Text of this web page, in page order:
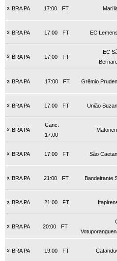
x BRA PA FT
17:00
x BRA PA FT
17:00 EC
x BRA PA FT
17:00
EC
x BRA PA FT
17:00 Grêmio
x BRA PA FT
17:00 União
x BRA PA
Canc.
17:00
x BRA PA FT
17:00 São
x BRA PA FT
21:00 Bandeirante
x BRA PA FT
21:00
x BRA PA FT
20:00
x BRA PA FT
19:00